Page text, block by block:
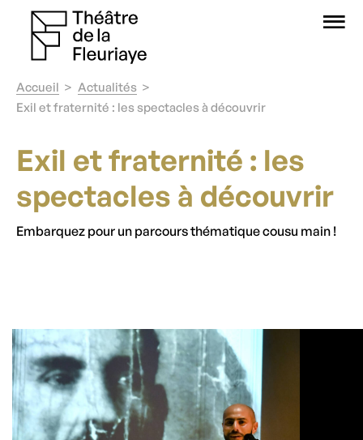
Accueil
Actualités
Exil et fraternité : les spectacles à découvrir
Exil et fraternité : les
spectacles à découvrir
Embarquez pour un parcours thématique cousu main !